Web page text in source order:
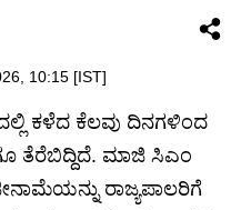
10:15 [IST]
ಕಳೆದ ಕೆಲವು ದಿನಗಳಿಂದ
ತೆರೆಬಿದ್ದಿದೆ. ಮಾಜಿ ಸಿಎಂ
ರಾಜ್ಯಪಾಲರಿಗೆ